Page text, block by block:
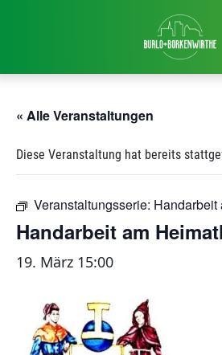
« Alle Veranstaltungen
Diese Veranstaltung hat bereits
Veranstaltungsserie: Handarbeit
Handarbeit am
19. März 15:00